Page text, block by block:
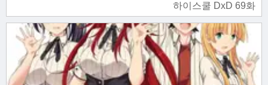
하이스쿨 DxD 69화